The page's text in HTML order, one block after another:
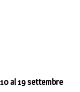
al 19 settembre